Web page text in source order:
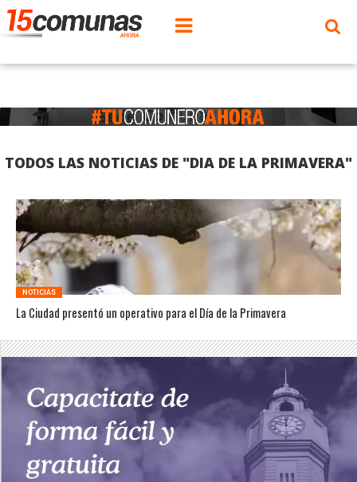
TODOS LAS NOTICIAS DE "DIA DE LA PRIMAVERA"
NOTICIAS
La Ciudad presentó un operativo para el Día de la Primavera